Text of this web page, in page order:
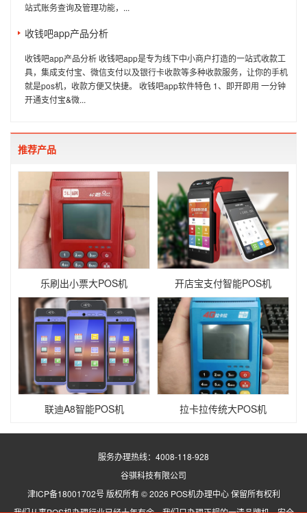
站式账务查询及管理功能，...
收钱吧app产品分析
收钱吧app产品分析 收钱吧app是专为线下中小商户打造的一站式收款工
具，集成支付宝、微信支付以及银行卡收款等多种收款服务，让你的手机
就是pos机，收款方便又快捷。 收钱吧app软件特色 1、即开即用 一分钟
开通支付宝&微...
推荐产品
乐刷出小票大POS机 开店宝支付智能POS机
联迪A8智能POS机 拉卡拉传统大POS机
服务办理热线： 4008-118-928
谷骐科技有限公司
津ICP备18001702号版权所有 ©2026 POS机办理中心 保留所有权利